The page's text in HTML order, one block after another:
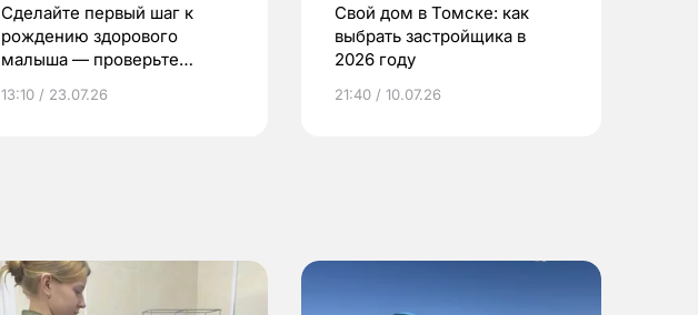
Сделайте первый шаг к
рождению здорового
малыша — проверьте
по ОМС!
13:10 / 23.07.26
Свой дом в Томске: как
выбрать застройщика в
2026 году
21:40 / 10.07.26